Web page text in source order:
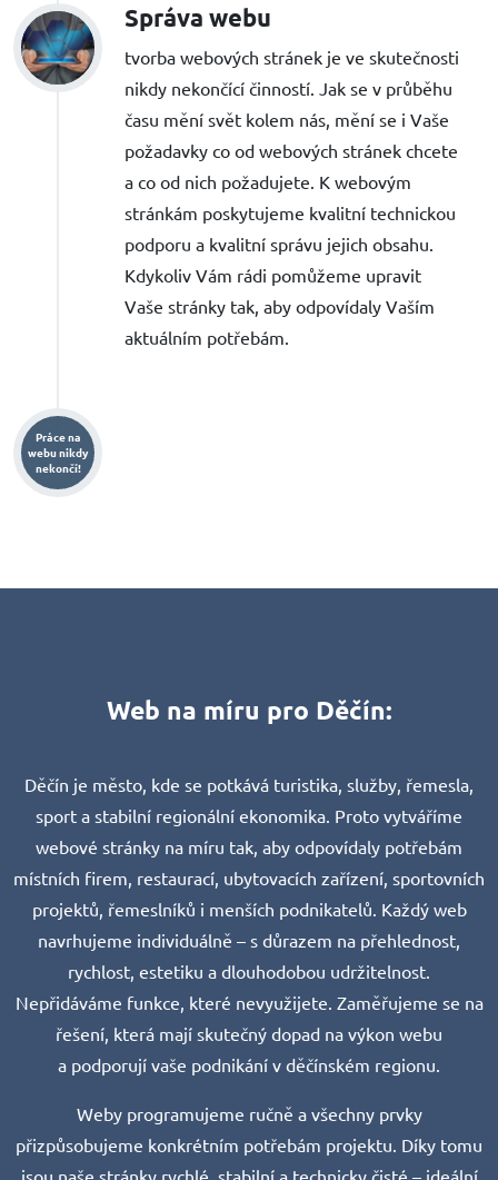
Správa webu
tvorba webových stránek je ve skutečnosti
nikdy nekončící činností. Jak se v průběhu
času mění svět kolem nás, mění se i Vaše
požadavky co od webových stránek chcete
a co od nich požadujete. K webovým
stránkám poskytujeme kvalitní technickou
podporu a kvalitní správu jejich obsahu.
Kdykoliv Vám rádi pomůžeme upravit
Vaše stránky tak, aby odpovídaly Vaším
aktuálním potřebám.
Práce na
webu nikdy
nekončí!
Web na míru pro Děčín:
Děčín je město, kde se potkává turistika, služby, řemesla,
sport a stabilní regionální ekonomika. Proto vytváříme
webové stránky na míru tak, aby odpovídaly potřebám
místních firem, restaurací, ubytovacích zařízení, sportovních
projektů, řemeslníků i menších podnikatelů. Každý web
navrhujeme individuálně – s důrazem na přehlednost,
rychlost, estetiku a dlouhodobou udržitelnost.
Nepřidáváme funkce, které nevyužijete. Zaměřujeme se na
řešení, která mají skutečný dopad na výkon webu
a podporují vaše podnikání v děčínském regionu.
Weby programujeme ručně a všechny prvky
přizpůsobujeme konkrétním potřebám projektu. Díky tomu
jsou naše stránky rychlé, stabilní a technicky čisté – ideální